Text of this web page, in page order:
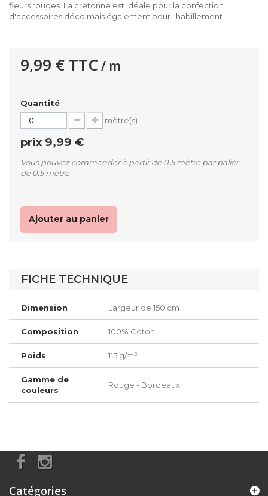
fleurs rouges. La cretonne est idéale pour la confection
d'accessoires déco mais également pour l'habillement.
9,99 € TTC / m
Quantité
mètre(s)
prix 9,99 €
Vous pouvez commander à partir de 0.5 mètre par palier
de 0.5 mètre
Ajouter au panier
FICHE TECHNIQUE
Dimension Largeur de 150 cm
Composition 100% Coton
Poids 115 g/m²
Gamme de
couleurs
Rouge - Bordeaux
Catégories